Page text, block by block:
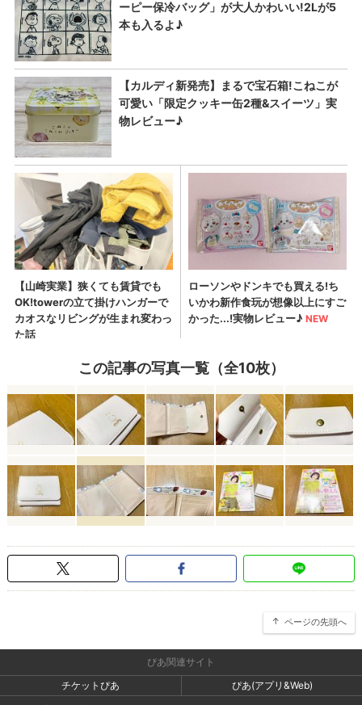
この記事の写真一覧（全10枚）
ページの先頭へ
ぴあ関連サイト
チケットぴあ
ぴあ(アプリ&Web)